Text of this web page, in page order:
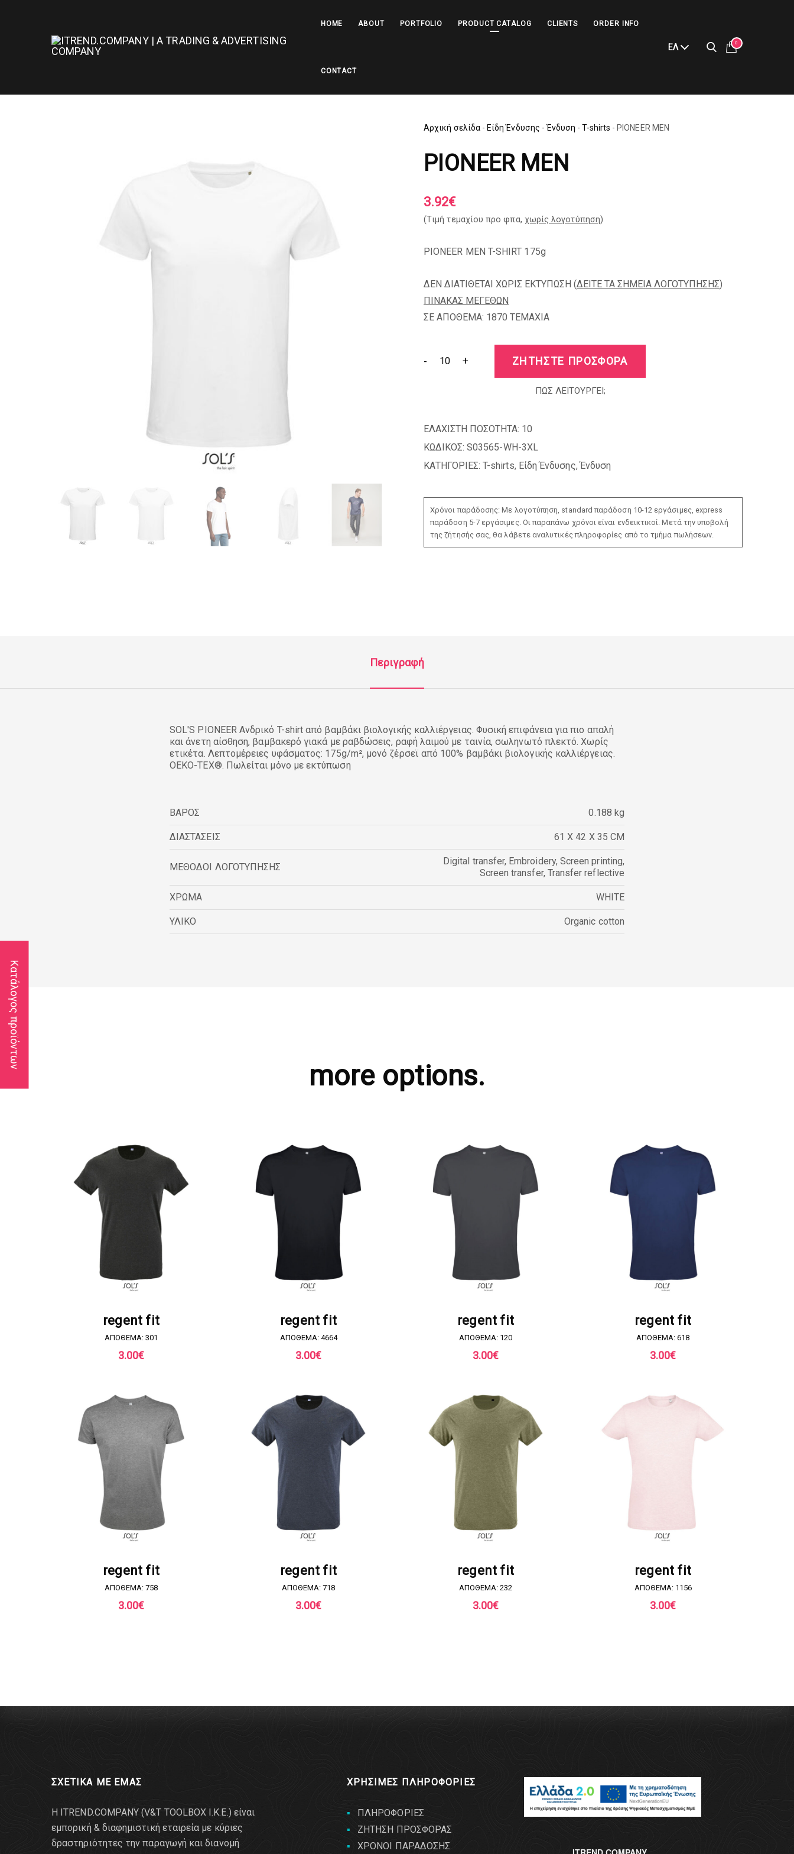
Κατάλογος προϊόντων
HOME ABOUT PORTFOLIO PRODUCT CATALOG CLIENTS ORDER INFO
CONTACT
ΕΛ 0
Αρχική σελίδα - Είδη Ένδυσης - Ένδυση - T-shirts - PIONEER MEN
PIONEER MEN
3.92€
(Tιμή τεμαχίου προ φπα, χωρίς λογοτύπηση)
PIONEER MEN T-SHIRT 175g
ΔΕΝ ΔΙΑΤΙΘΕΤΑΙ ΧΩΡΙΣ ΕΚΤΥΠΩΣΗ (ΔΕΙΤΕ ΤΑ ΣΗΜΕΙΑ ΛΟΓΟΤΥΠΗΣΗΣ)
ΠΙΝΑΚΑΣ ΜΕΓΕΘΩΝ
ΣΕ ΑΠΟΘΕΜΑ: 1870 TEMAXIA
- + ΖΗΤΗΣΤΕ ΠΡΟΣΦΟΡΑ
ΠΩΣ ΛΕΙΤΟΥΡΓΕΙ;
ΕΛΑΧΙΣΤΗ ΠΟΣΟΤΗΤΑ: 10
ΚΩΔΙΚΟΣ: S03565-WH-3XL
ΚΑΤΗΓΟΡΙΕΣ: T-shirts, Είδη Ένδυσης,Ένδυση
Χρόνοι παράδοσης: Με λογοτύπηση, standard παράδοση 10-12 εργάσιμες, express
παράδοση 5-7 εργάσιμες. Οι παραπάνω χρόνοι είναι ενδεικτικοί. Μετά την υποβολή
της ζήτησής σας, θα λάβετε αναλυτικές πληροφορίες από το τμήμα πωλήσεων.
Περιγραφή
SOL'S PIONEER Ανδρικό T-shirt από βαμβάκι βιολογικής καλλιέργειας. Φυσική επιφάνεια για πιο απαλή
και άνετη αίσθηση, βαμβακερό γιακά με ραβδώσεις, ραφή λαιμού με ταινία, σωληνωτό πλεκτό. Χωρίς
ετικέτα. Λεπτομέρειες υφάσματος: 175g/m², μονό ζέρσεϊ από 100% βαμβάκι βιολογικής καλλιέργειας.
OEKO-TEX®. Πωλείται μόνο με εκτύπωση
ΒΑΡΟΣ 0.188 kg
ΔΙΑΣΤΑΣΕΙΣ 61 X 42 X 35 CM
ΜΕΘΟΔΟΙ ΛΟΓΟΤΥΠΗΣΗΣ
Digital transfer, Embroidery, Screen printing,
Screen transfer, Transfer reflective
ΧΡΩΜΑ WHITE
ΥΛΙΚΟ Organic cotton
more options.
ΖΗΤΗΣΤΕ ΠΡΟΣΦΟΡΑ
regent fit
ΑΠΟΘΕΜΑ: 301
3.00€
ΖΗΤΗΣΤΕ ΠΡΟΣΦΟΡΑ
regent fit
ΑΠΟΘΕΜΑ: 4664
3.00€
ΖΗΤΗΣΤΕ ΠΡΟΣΦΟΡΑ
regent fit
ΑΠΟΘΕΜΑ: 120
3.00€
ΖΗΤΗΣΤΕ ΠΡΟΣΦΟΡΑ
regent fit
ΑΠΟΘΕΜΑ: 618
3.00€
ΖΗΤΗΣΤΕ ΠΡΟΣΦΟΡΑ
regent fit
ΑΠΟΘΕΜΑ: 758
3.00€
ΖΗΤΗΣΤΕ ΠΡΟΣΦΟΡΑ
regent fit
ΑΠΟΘΕΜΑ: 718
3.00€
ΖΗΤΗΣΤΕ ΠΡΟΣΦΟΡΑ
regent fit
ΑΠΟΘΕΜΑ: 232
3.00€
ΖΗΤΗΣΤΕ ΠΡΟΣΦΟΡΑ
regent fit
ΑΠΟΘΕΜΑ: 1156
3.00€
ΣΧΕΤΙΚΑ ΜΕ ΕΜΑΣ
Η ITREND.COMPANY (V&T TOOLBOX Ι.Κ.Ε.) είναι
εμπορική & διαφημιστική εταιρεία με κύριες
δραστηριότητες την παραγωγή και διανομή
ΧΡΗΣΙΜΕΣ ΠΛΗΡΟΦΟΡΙΕΣ
ΠΛΗΡΟΦΟΡΙΕΣ
ΖΗΤΗΣΗ ΠΡΟΣΦΟΡΑΣ
ΧΡΟΝΟΙ ΠΑΡΑΔΟΣΗΣ